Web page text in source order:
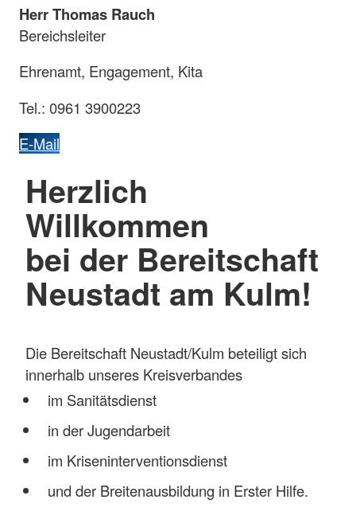
Herr Thomas Rauch
Bereichsleiter
Ehrenamt, Engagement, Kita
Tel.: 0961 3900223
E-Mail
Herzlich
Willkommen
bei der Bereitschaft
Neustadt am Kulm!
Die Bereitschaft Neustadt/Kulm beteiligt sich
innerhalb unseres Kreisverbandes
im Sanitätsdienst
in der Jugendarbeit
im Kriseninterventionsdienst
und der Breitenausbildung in Erster Hilfe.